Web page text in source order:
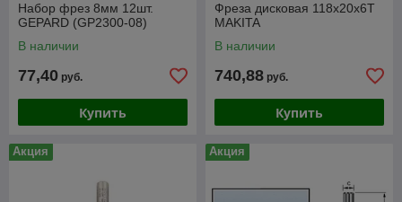
Набор фрез 8мм 12шт.
GEPARD (GP2300-08)
В наличии
77,40 руб.
Купить
Фреза дисковая 118х20х6Т
MAKITA
В наличии
740,88 руб.
Купить
Акция Акция